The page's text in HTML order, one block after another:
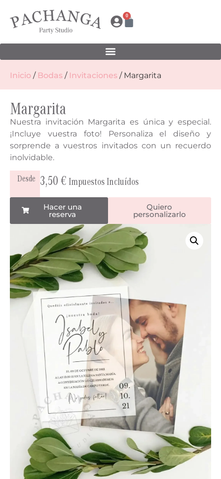
0
Inicio / Bodas / Invitaciones / Margarita
Margarita
Nuestra invitación Margarita es única y especial.
¡Incluye vuestra foto! Personaliza el diseño y
sorprende a vuestros invitados con un recuerdo
inolvidable.
Desde 3,50€ Impuestos Incluídos
Hacer una
reserva
Quiero
personalizarlo